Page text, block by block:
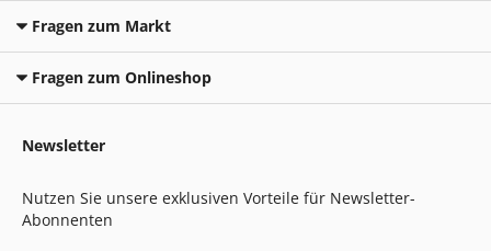
Fragen zum Markt
Fragen zum Onlineshop
Newsletter
Nutzen Sie unsere exklusiven Vorteile für Newsletter-
Abonnenten